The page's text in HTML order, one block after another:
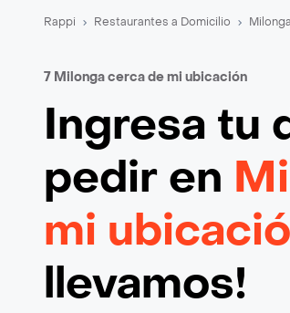
Rappi Restaurantes a Domicilio
7 Milonga cerca de mi ubicación
Ingresa tu
pedir en
mi
llevamos!